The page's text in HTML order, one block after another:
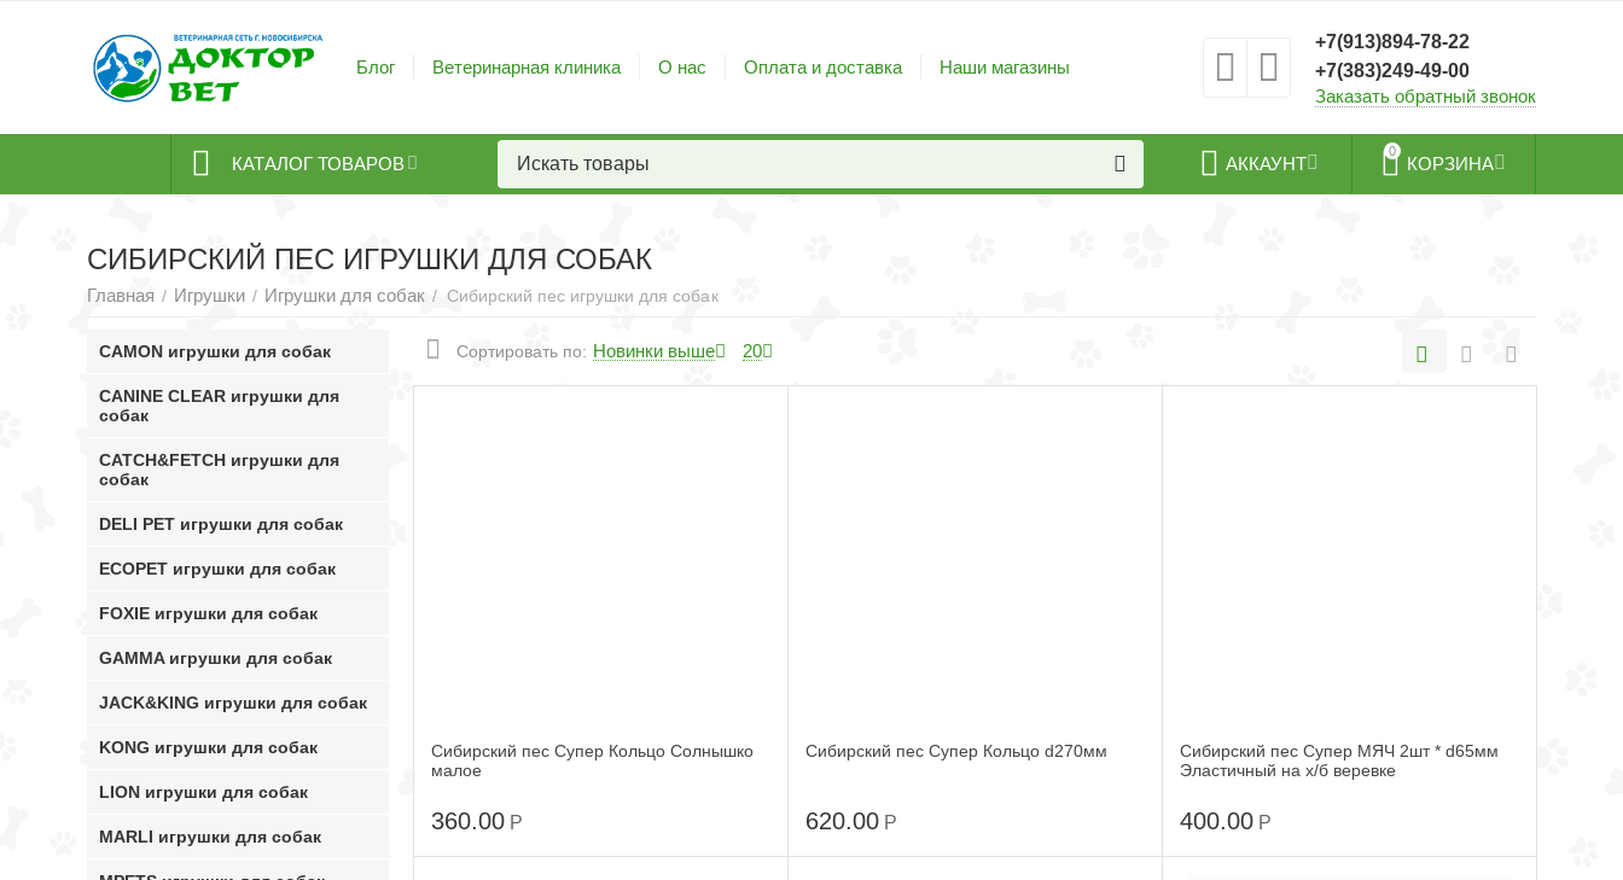
Блог Ветеринарная клиника О нас Оплата и доставка Наши магазины
+7(913)894-78-22
+7(383)249-49-00
Заказать обратный звонок
КАТАЛОГ ТОВАРОВ
0
КОРЗИНА
АККАУНТ
СИБИРСКИЙ ПЕС ИГРУШКИ ДЛЯ СОБАК
Главная / Игрушки / Игрушки для собак / Сибирский пес игрушки для собак
Сортировать по: Новинки выше 20
Сибирский пес Супер Кольцо Солнышко
малое
360.00 Р
Сибирский пес Супер Кольцо d270мм
620.00 Р
Сибирский пес Супер МЯЧ 2шт * d65мм
Эластичный на х/б веревке
400.00 Р
CAMON игрушки для собак
CANINE CLEAR игрушки для
собак
CATCH&FETCH игрушки для
собак
DELI PET игрушки для собак
ECOPET игрушки для собак
FOXIE игрушки для собак
GAMMA игрушки для собак
JACK&KING игрушки для собак
KONG игрушки для собак
LION игрушки для собак
MARLI игрушки для собак